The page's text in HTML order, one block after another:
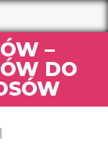
–
DO